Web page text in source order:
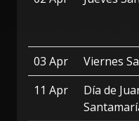
03 Apr
Viernes
11 Apr
Día de